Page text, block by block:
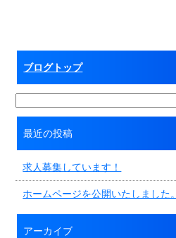
ブログトップ
最近の投稿
求人募集しています！
ホームページを公開いたしました。
アーカイブ